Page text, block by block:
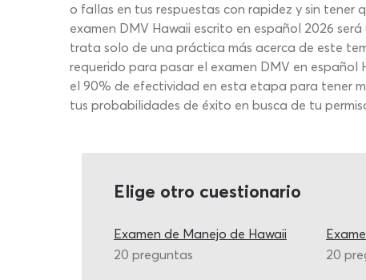
o fallas en tus respuestas con rapidez y sin
examen DMV Hawaii escrito en español 2026
trata solo de una práctica más acerca de este
requerido para pasar el examen DMV en español
el 90% de efectividad en esta etapa para tener
tus probabilidades de éxito en busca de tu
Elige otro cuestionario
Examen de Manejo de Hawaii
20 preguntas
20